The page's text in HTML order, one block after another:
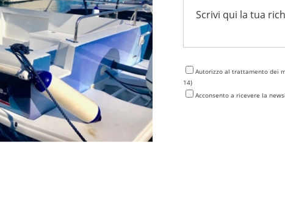
Autorizzo al trattamento dei
14)
Acconsento a ricevere la